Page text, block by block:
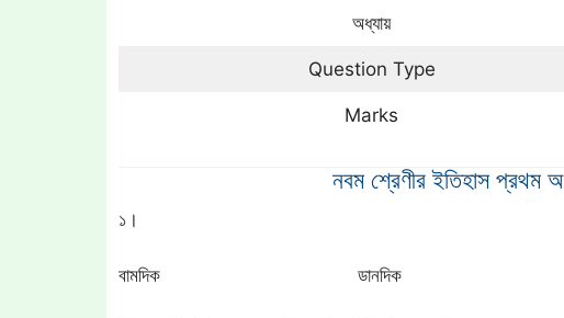
অধ্যায়
Question Type
Marks
নবম শ্রেণীর ইতিহাস প্রথম
১।
বামদিক ডানদিক